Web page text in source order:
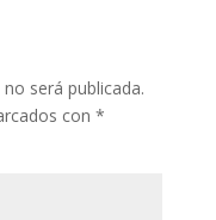
será publicada.
con *